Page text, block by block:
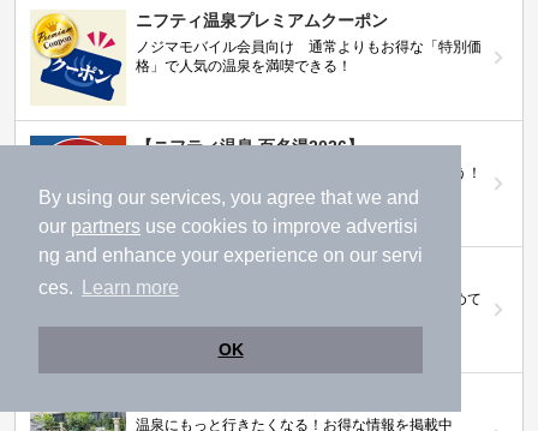
By using our services, you agree that we and
our partners use cookies to improve advertisi
ng and enhance your experience on our servi
ces.
Learn more
OK
ニフティ温泉プレミアムクーポン
ノジマモバイル会員向け 通常よりもお得な「特別価
格」で人気の温泉を満喫できる！
【ニフティ温泉 百名湯2026】
行ってみたい施設に投票してプレゼントを当てよう！
（全10回開催 / 合計260名様）
日本全国の岩盤浴情報だけをピックアップ。まとめて
温泉にもっと行きたくなる！お得な情報を掲載中